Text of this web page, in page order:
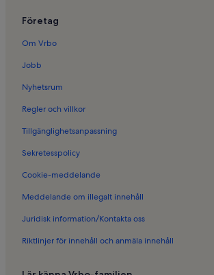
Semesterboenden i Hällsvik
Semesterboenden i Rörö
Semesterboenden i Volvo Torslandafabriken
Semesterboenden i Brännö Rödsten färjeterminal
Semesterboenden i Rörö färjeterminal
Semesterboenden i Öckerö kommun
Semesterboenden i Hälsö
Semesterboenden i Vrångö
Företag
Om Vrbo
Jobb
Nyhetsrum
Regler och villkor
Tillgänglighetsanpassning
Sekretesspolicy
Cookie-meddelande
Meddelande om illegalt innehåll
Juridisk information/Kontakta oss
Riktlinjer för innehåll och anmäla innehåll